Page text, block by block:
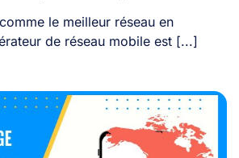
le meilleur réseau en
de réseau mobile est [...]